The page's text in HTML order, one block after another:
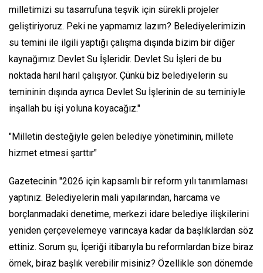
milletimizi su tasarrufuna teşvik için sürekli projeler
geliştiriyoruz. Peki ne yapmamız lazım? Belediyelerimizin
su temini ile ilgili yaptığı çalışma dışında bizim bir diğer
kaynağımız Devlet Su İşleridir. Devlet Su İşleri de bu
noktada harıl harıl çalışıyor. Çünkü biz belediyelerin su
temininin dışında ayrıca Devlet Su İşlerinin de su teminiyle
inşallah bu işi yoluna koyacağız."
"Milletin desteğiyle gelen belediye yönetiminin, millete
hizmet etmesi şarttır"
Gazetecinin "2026 için kapsamlı bir reform yılı tanımlaması
yaptınız. Belediyelerin mali yapılarından, harcama ve
borçlanmadaki denetime, merkezi idare belediye ilişkilerini
yeniden çerçevelemeye varıncaya kadar da başlıklardan söz
ettiniz. Sorum şu, İçeriği itibarıyla bu reformlardan bize biraz
örnek, biraz başlık verebilir misiniz? Özellikle son dönemde